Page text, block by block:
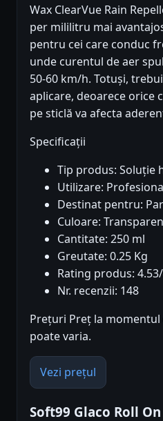
Wax ClearVue Rain
per mililitru mai
pentru cei care conduc
unde curentul de aer
50-60 km/h. Totuși,
aplicare, deoarece orice
pe sticlă va afecta
Specificații
Tip produs: Soluție
Utilizare:
Destinat pentru:
Culoare:
Cantitate: 250 ml
Greutate: 0.25 Kg
Rating produs:
Nr. recenzii: 148
Prețuri Preț la momentul
poate varia.
Vezi prețul
Soft99 Glaco Roll